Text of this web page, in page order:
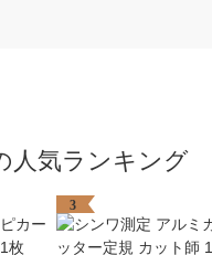
人気ランキング
3